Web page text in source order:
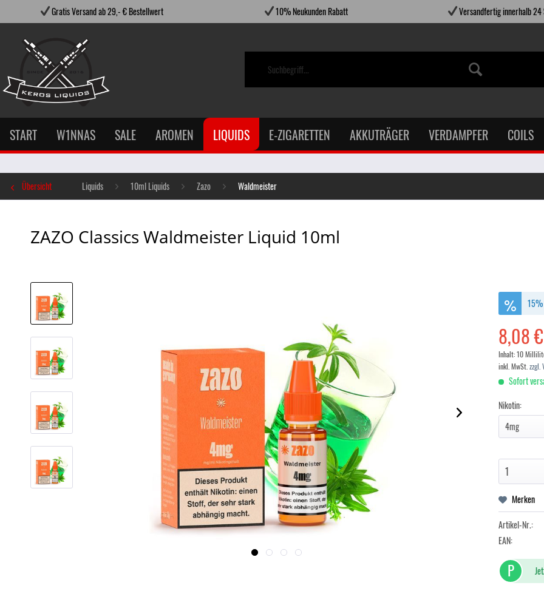
Gratis Versand ab 29,- € Bestellwert 10% Neukunden Rabatt Versandfertig innerhalb 24
START W1NNAS SALE AROMEN LIQUIDS E-ZIGARETTEN AKKUTRÄGER VERDAMPFER COILS
Übersicht Liquids 10ml Liquids Zazo Waldmeister
ZAZO Classics Waldmeister Liquid 10ml
15%
8,08
Inhalt:10
inkl. MwSt.zzgl.
Sofort
Nikotin:
Merken
Artikel-Nr.:
EAN:
P